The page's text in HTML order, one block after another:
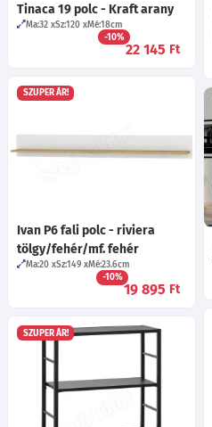
Tinaca 19 polc - Kraft arany
Ma:32 Sz:120 Mé:18cm
-10%
22 145 Ft
SZUPER ÁR!
Ivan P6 fali polc - riviera
tölgy/fehér/mf. fehér
Ma:20 Sz:149 Mé:23.6cm
-10%
19 895 Ft
SZUPER ÁR!